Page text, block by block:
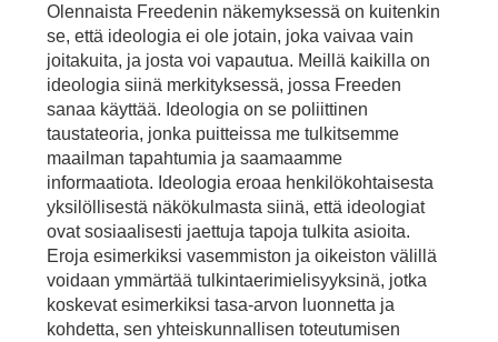
Olennaista Freedenin näkemyksessä on kuitenkin
se, että ideologia ei ole jotain, joka vaivaa vain
joitakuita, ja josta voi vapautua. Meillä kaikilla on
ideologia siinä merkityksessä, jossa Freeden
sanaa käyttää. Ideologia on se poliittinen
taustateoria, jonka puitteissa me tulkitsemme
maailman tapahtumia ja saamaamme
informaatiota. Ideologia eroaa henkilökohtaisesta
yksilöllisestä näkökulmasta siinä, että ideologiat
ovat sosiaalisesti jaettuja tapoja tulkita asioita.
Eroja esimerkiksi vasemmiston ja oikeiston välillä
voidaan ymmärtää tulkintaerimielisyyksinä, jotka
koskevat esimerkiksi tasa-arvon luonnetta ja
kohdetta, sen yhteiskunnallisen toteutumisen